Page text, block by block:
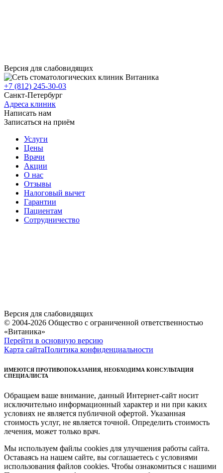
Версия для слабовидящих
+7 (812) 245-30-03
Санкт-Петербург
Адреса клиник
Написать нам
Записаться на приём
Услуги
Цены
Врачи
Акции
О нас
Отзывы
Налоговый вычет
Гарантии
Пациентам
Сотрудничество
Версия для слабовидящих
© 2004-2026 Общество с ограниченной ответственностью
«Витаника»
Перейти в основную версию
Карта сайтаПолитика конфиденциальности
ИМЕЮТСЯ ПРОТИВОПОКАЗАНИЯ, НЕОБХОДИМА КОНСУЛЬТАЦИЯ
СПЕЦИАЛИСТА
Обращаем ваше внимание, данный Интернет-сайт носит
исключительно информационный характер и ни при каких
условиях не является публичной офертой. Указанная
стоимость услуг, не является точной. Определить стоимость
лечения, может только врач.
Мы используем файлы cookies для улучшения работы сайта.
Оставаясь на нашем сайте, вы соглашаетесь с условиями
использования файлов cookies. Чтобы ознакомиться с нашими